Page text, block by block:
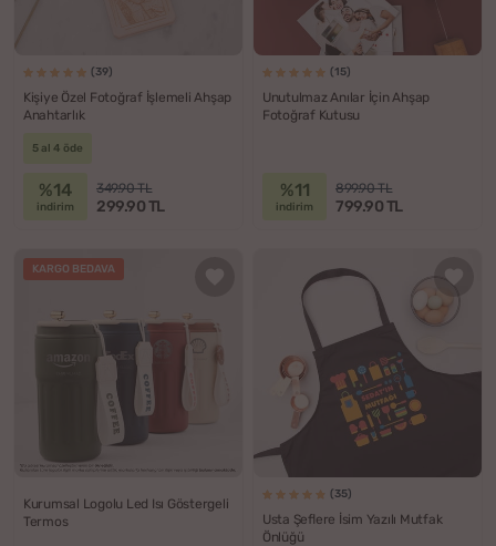
(39)
Kişiye Özel Fotoğraf İşlemeli Ahşap
Anahtarlık
5 al 4 öde
%14
indirim
349.90 TL
299.90 TL
(15)
Unutulmaz Anılar İçin Ahşap
Fotoğraf Kutusu
%11
indirim
899.90 TL
799.90 TL
KARGO BEDAVA
Kurumsal Logolu Led Isı Göstergeli
Termos
(35)
Usta Şeflere İsim Yazılı Mutfak
Önlüğü